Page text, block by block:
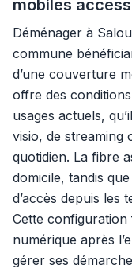
mobiles
Déménager à
commune
d’une couverture
offre des
usages actuels,
visio, de streaming
quotidien. La fibre
domicile, tandis
d’accès depuis les
Cette configuration
numérique après
gérer ses